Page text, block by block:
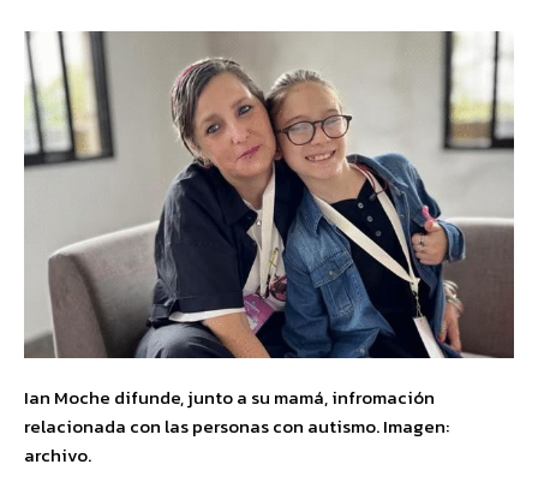
Ian Moche difunde, junto a su mamá, infromación
relacionada con las personas con autismo. Imagen:
archivo.